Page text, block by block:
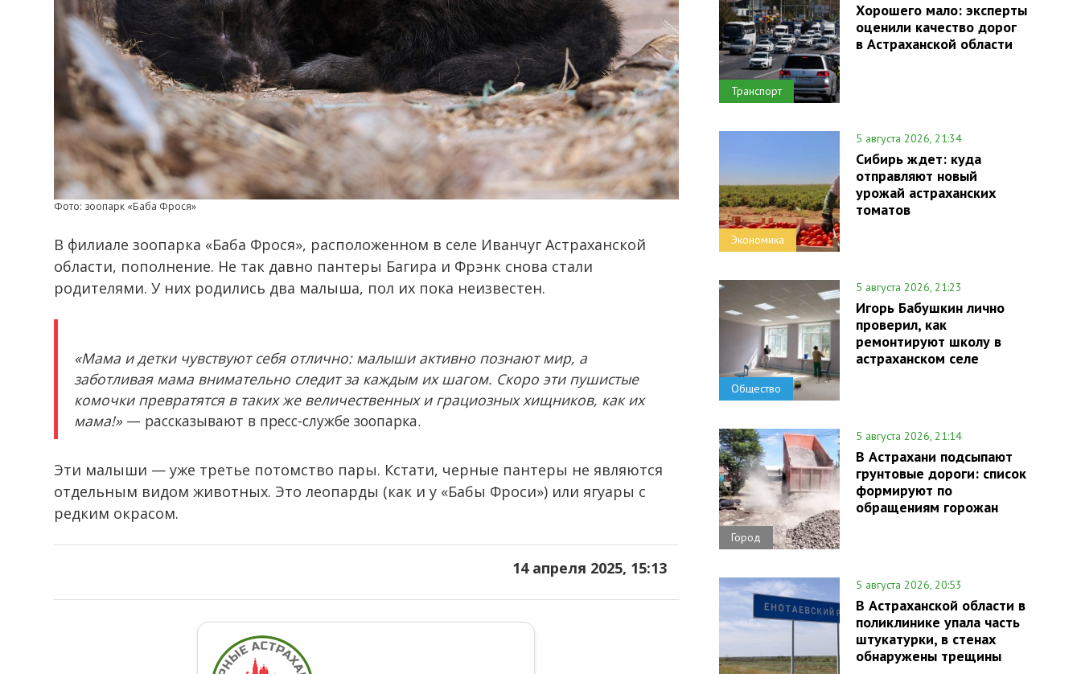
Фото: зоопарк «Баба Фрося»
В филиале зоопарка «Баба Фрося», расположенном в селе Иванчуг Астраханской
области, пополнение. Не так давно пантеры Багира и Фрэнк снова стали
родителями. У них родились два малыша, пол их пока неизвестен.
«Мама и детки чувствуют себя отлично: малыши активно познают мир, а
заботливая мама внимательно следит за каждым их шагом. Скоро эти пушистые
комочки превратятся в таких же величественных и грациозных хищников, как их
мама!» — рассказывают в пресс-службе зоопарка.
Эти малыши — уже третье потомство пары. Кстати, черные пантеры не являются
отдельным видом животных. Это леопарды (как и у «Бабы Фроси») или ягуары с
редким окрасом.
14 апреля 2025, 15:13
Транспорт
Хорошего мало: эксперты
оценили качество дорог
в Астраханской области
Экономика
5 августа 2026, 21:34
Сибирь ждет: куда
отправляют новый
урожай астраханских
томатов
Общество
5 августа 2026, 21:23
Игорь Бабушкин лично
проверил, как
ремонтируют школу в
астраханском селе
Город
5 августа 2026, 21:14
В Астрахани подсыпают
грунтовые дороги: список
формируют по
обращениям горожан
5 августа 2026, 20:53
В Астраханской области в
поликлинике упала часть
штукатурки, в стенах
обнаружены трещины